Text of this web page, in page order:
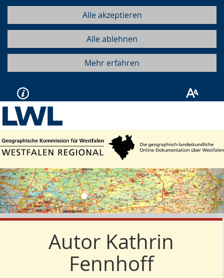
Alle akzeptieren
Alle ablehnen
Mehr erfahren
Vorherige
Autor Kathrin
Fennhoff